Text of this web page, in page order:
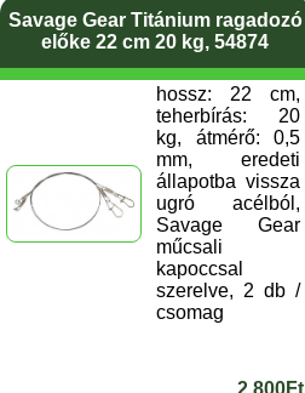
Savage Gear Titánium ragadozó
előke 22 cm 20 kg, 54874
hossz: 22 cm,
teherbírás: 20
kg, átmérő: 0,5
mm, eredeti
állapotba vissza
ugró acélból,
Savage Gear
műcsali
kapoccsal
szerelve, 2 db /
csomag
2.800Ft